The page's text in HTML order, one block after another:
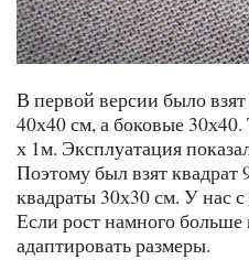
В первой версии было
40х40 см, а боковые
х 1м. Эксплуатация
Поэтому был взят квадрат
квадраты 30х30 см. У нас
Если рост намного
адаптировать размеры.